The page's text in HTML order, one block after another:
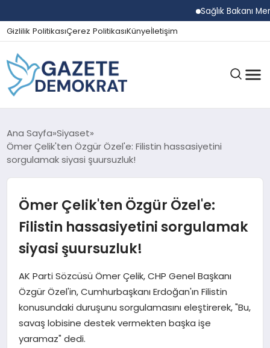
Sağlık Bakanı
Gizlilik PolitikasıÇerez PolitikasıKünyeİletişim
GÜNDEM
EKONOMI
SPOR
SAĞLIK
Ana Sayfa Siyaset
Ömer Çelik'ten Özgür Özel'e: Filistin hassasiyetini
sorgulamak siyasi şuursuzluk!
Ömer Çelik'ten Özgür Özel'e:
Filistin hassasiyetini sorgulamak
siyasi şuursuzluk!
AK Parti Sözcüsü Ömer Çelik, CHP Genel Başkanı
Özgür Özel'in, Cumhurbaşkanı Erdoğan'ın Filistin
konusundaki duruşunu sorgulamasını eleştirerek, "Bu,
savaş lobisine destek vermekten başka işe
yaramaz" dedi.